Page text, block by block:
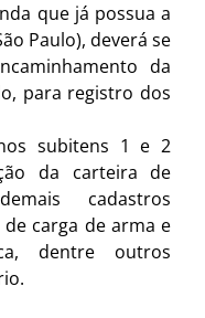
que já possua a
Paulo), deverá se
da
para registro dos
subitens 1 e 2
da carteira de
cadastros
carga de arma e
dentre outros